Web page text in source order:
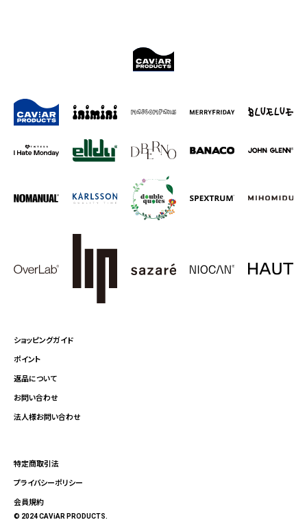
ショッピングガイド
ポイント
返品について
お問い合わせ
法人様お問い合わせ
特定商取引法
プライバシーポリシー
会員規約
© 2024 CAViAR PRODUCTS.